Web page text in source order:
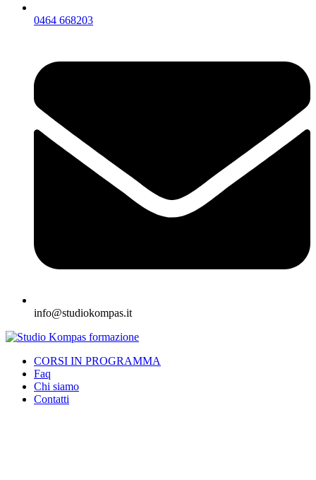
0464 668203
info@studiokompas.it
CORSI IN PROGRAMMA
Faq
Chi siamo
Contatti